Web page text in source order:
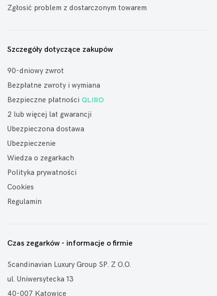
Zgłosić problem z dostarczonym towarem
Szczegóły dotyczące zakupów
90-dniowy zwrot
Bezpłatne zwroty i wymiana
Bezpieczne płatności
2 lub więcej lat gwarancji
Ubezpieczona dostawa
Ubezpieczenie
Wiedza o zegarkach
Polityka prywatności
Cookies
Regulamin
Czas zegarków - informacje o firmie
Scandinavian Luxury Group SP. Z O.O.
ul. Uniwersytecka 13
40-007 Katowice